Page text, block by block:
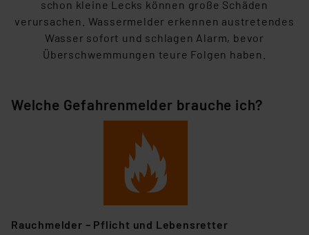
schon kleine Lecks können große Schäden
verursachen. Wassermelder erkennen austretendes
Wasser sofort und schlagen Alarm, bevor
Überschwemmungen teure Folgen haben.
Welche Gefahrenmelder brauche ich?
Rauchmelder – Pflicht und Lebensretter